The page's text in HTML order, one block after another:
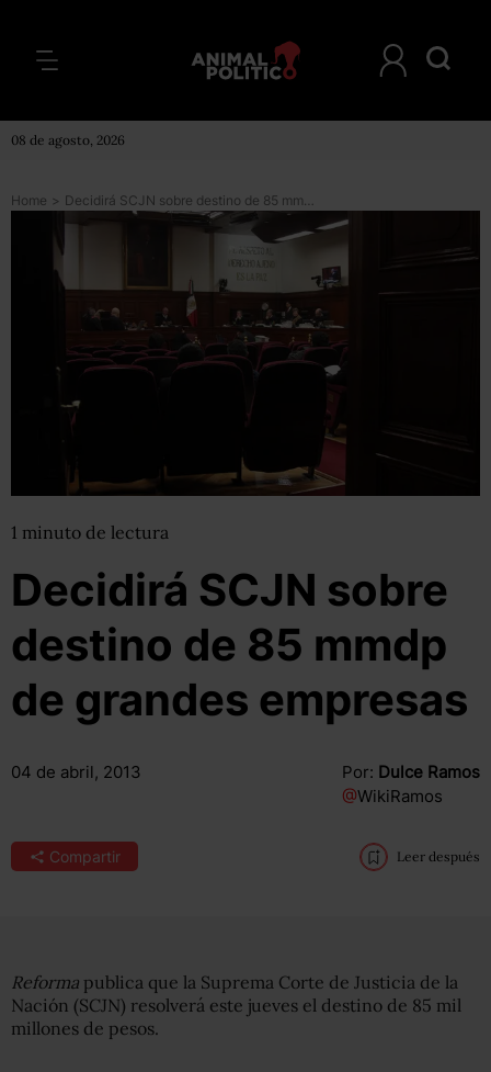
08 de agosto, 2026
Home > Decidirá SCJN sobre destino de 85 mmdp de grandes empresas
1 minuto de lectura
Decidirá SCJN sobre
destino de 85 mmdp
de grandes empresas
04 de abril, 2013 Por: Dulce Ramos
@WikiRamos
Compartir Leer después
Reforma publica que la Suprema Corte de Justicia de la
Nación (SCJN) resolverá este jueves el destino de 85 mil
millones de pesos.